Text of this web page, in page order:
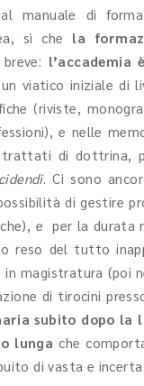
manuale di
sì che la
viatico iniziale di
(riviste,
e nelle
trattati di dottrina,
. Ci sono
di gestire
e per la durata
reso del tutto
in magistratura
di tirocini
subito dopo la
lunga che
di vasta e